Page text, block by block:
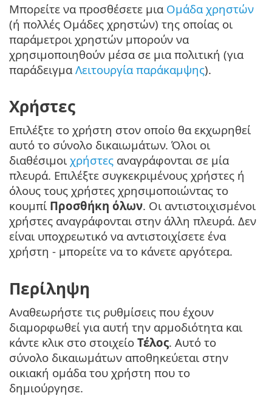
Μπορείτε να προσθέσετε μια Ομάδα χρηστών
(ή πολλές Ομάδες χρηστών) της οποίας οι
παράμετροι χρηστών μπορούν να
χρησιμοποιηθούν μέσα σε μια πολιτική (για
παράδειγμα Λειτουργία παράκαμψης).
Χρήστες
Επιλέξτε το χρήστη στον οποίο θα εκχωρηθεί
αυτό το σύνολο δικαιωμάτων. Όλοι οι
διαθέσιμοι χρήστες αναγράφονται σε μία
πλευρά. Επιλέξτε συγκεκριμένους χρήστες ή
όλους τους χρήστες χρησιμοποιώντας το
κουμπί Προσθήκη όλων. Οι αντιστοιχισμένοι
χρήστες αναγράφονται στην άλλη πλευρά. Δεν
είναι υποχρεωτικό να αντιστοιχίσετε ένα
χρήστη - μπορείτε να το κάνετε αργότερα.
Περίληψη
Αναθεωρήστε τις ρυθμίσεις που έχουν
διαμορφωθεί για αυτή την αρμοδιότητα και
κάντε κλικ στο στοιχείο Τέλος. Αυτό το
σύνολο δικαιωμάτων αποθηκεύεται στην
οικιακή ομάδα του χρήστη που το
δημιούργησε.